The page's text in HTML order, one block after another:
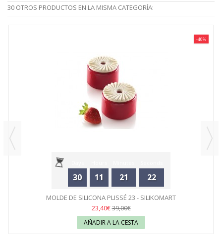
30 OTROS PRODUCTOS EN LA MISMA CATEGORÍA:
30 11 21 22
-40%
MOLDE DE SILICONA PLISSÉ 23 - SILIKOMART
23,40€39,00€
AÑADIR A LA CESTA